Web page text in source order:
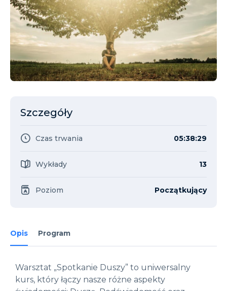
Opis Program
Warsztat „Spotkanie Duszy” to uniwersalny
kurs, który łączy nasze różne aspekty
Szczegóły
Czas trwania 05:38:29
Wykłady 13
Poziom Początkujący